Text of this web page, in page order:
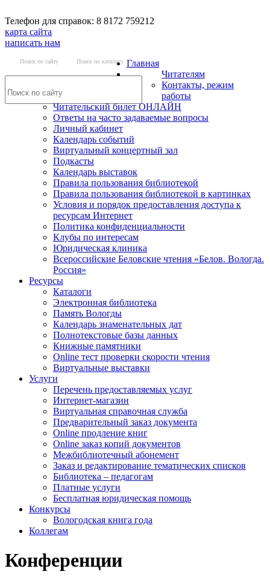
Телефон для справок: 8 8172 759212
карта сайта
написать нам
Поиск по сайту Поиск по каталогу Главная
Читателям
Контакты, режим
работы
Читательский билет ОНЛАЙН
Ответы на часто задаваемые вопросы
Личный кабинет
Календарь событий
Виртуальный концертный зал
Подкасты
Календарь выставок
Правила пользования библиотекой
Правила пользования библиотекой в картинках
Условия и порядок предоставления доступа к
ресурсам Интернет
Политика конфиденциальности
Клубы по интересам
Юридическая клиника
Всероссийские Беловские чтения «Белов. Вологда.
Россия»
Ресурсы
Каталоги
Электронная библиотека
Память Вологды
Календарь знаменательных дат
Полнотекстовые базы данных
Книжные памятники
Online тест проверки скорости чтения
Виртуальные выставки
Услуги
Перечень предоставляемых услуг
Интернет-магазин
Виртуальная справочная служба
Предварительный заказ документа
Online продление книг
Online заказ копий документов
Межбиблиотечный абонемент
Заказ и редактирование тематических списков
Библиотека – педагогам
Платные услуги
Бесплатная юридическая помощь
Конкурсы
Вологодская книга года
Коллегам
Конференции